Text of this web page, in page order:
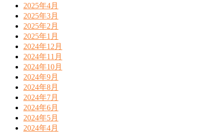
2025年4月
2025年3月
2025年2月
2025年1月
2024年12月
2024年11月
2024年10月
2024年9月
2024年8月
2024年7月
2024年6月
2024年5月
2024年4月